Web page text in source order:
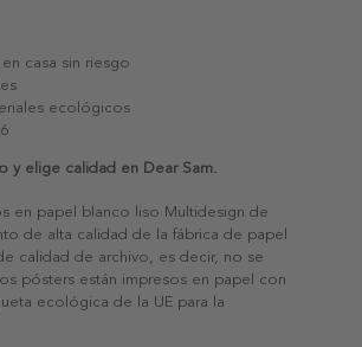
casa sin riesgo
ecológicos
y elige calidad en Dear Sam.
en papel blanco liso Multidesign de
de alta calidad de la fábrica de papel
calidad de archivo, es decir, no se
pósters están impresos en papel con
ecológica de la UE para la